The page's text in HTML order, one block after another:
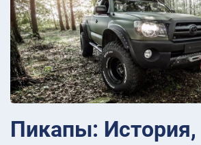
Пикапы: История,